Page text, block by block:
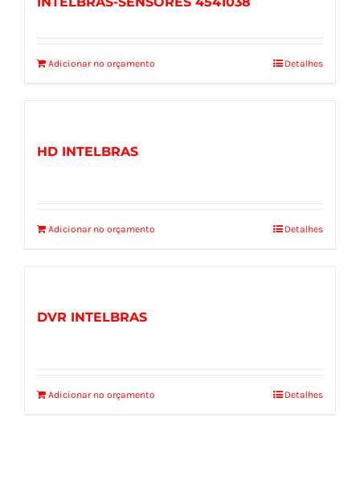
Adicionar no orçamento Detalhes
HD INTELBRAS
Adicionar no orçamento Detalhes
DVR INTELBRAS
Adicionar no orçamento Detalhes